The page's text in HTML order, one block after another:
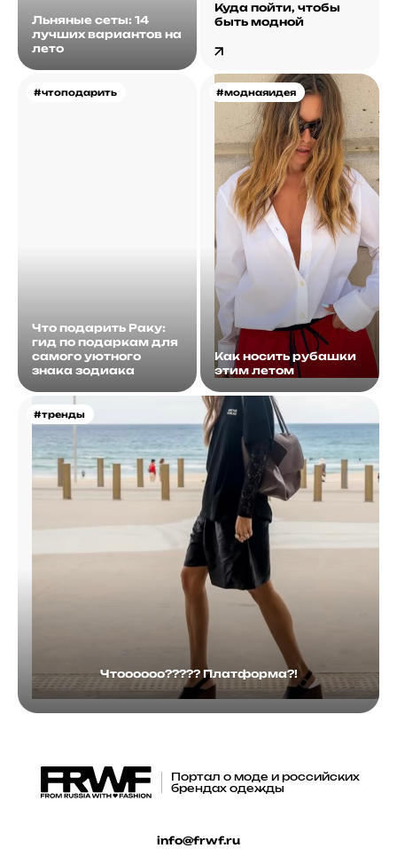
Льняные сеты: 14
лучших вариантов на
лето
Куда пойти, чтобы
быть модной
#чтоподарить
Что подарить Раку:
гид по подаркам для
самого уютного
знака зодиака
#моднаяидея
Как носить рубашки
этим летом
#тренды
Чтоооооо????? Платформа?!
Портал о моде и российских
брендах одежды
info@frwf.ru